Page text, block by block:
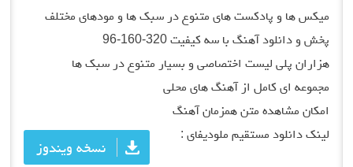
میکس ها و پادکست های متنوع در سبک ها و مودهای مختلف
پخش و دانلود آهنگ با سه کیفیت 320-160-96
هزاران پلی لیست اختصاصی و بسیار متنوع در سبک ها
مجموعه ای کامل از آهنگ های محلی
امکان مشاهده متن همزمان آهنگ
لینک دانلود مستقیم ملودیفای :
نسخه ویندوز